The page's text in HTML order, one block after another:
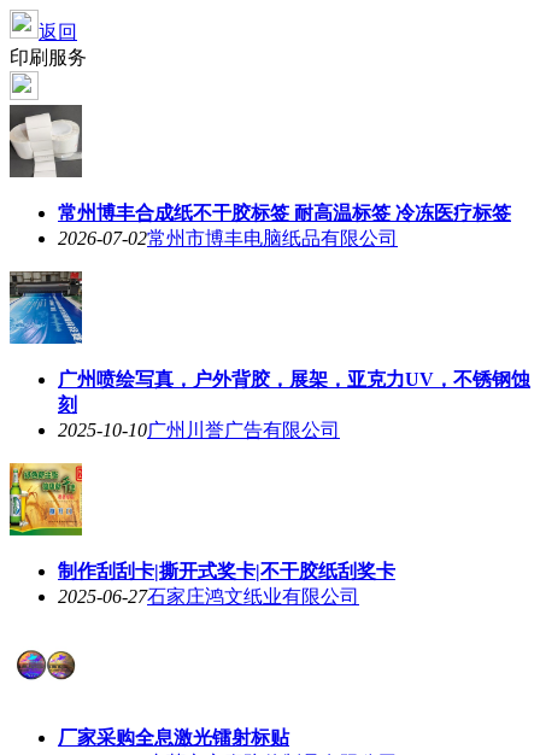
返回
印刷服务
常州博丰合成纸不干胶标签 耐高温标签 冷冻医疗标签
2026-07-02常州市博丰电脑纸品有限公司
广州喷绘写真，户外背胶，展架，亚克力UV，不锈钢蚀
刻
2025-10-10广州川誉广告有限公司
制作刮刮卡|撕开式奖卡|不干胶纸刮奖卡
2025-06-27石家庄鸿文纸业有限公司
厂家采购全息激光镭射标贴